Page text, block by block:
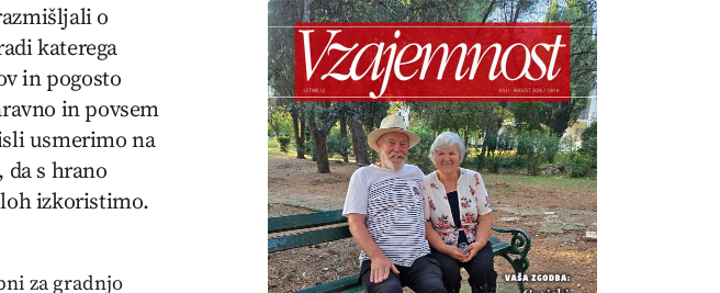
o
katerega
in pogosto
in povsem
usmerimo na
s hrano
izkoristimo.
za gradnjo